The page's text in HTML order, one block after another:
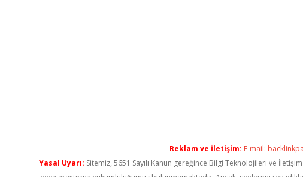
Reklam ve İletişim: E-mail:
Yasal Uyarı: Sitemiz, 5651 Sayılı Kanun gereğince Bilgi Teknolojileri ve